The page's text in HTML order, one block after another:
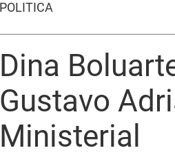
POLÍTICA
Dina
Gustavo
Ministerial